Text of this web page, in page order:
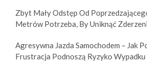
Zbyt Mały Odstęp Od
Metrów Potrzeba, By Uniknąć
Agresywna Jazda Samochodem – Jak
Frustracja Podnoszą Ryzyko Wypadku